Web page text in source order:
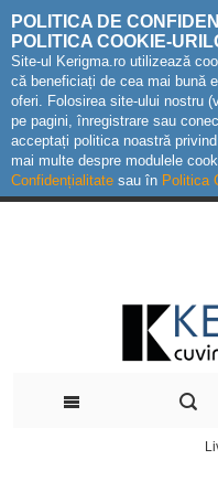
POLITICA DE
POLITICA COOKIE-
Site-ul Kerigma.ro utilizează
că beneficiați de cea mai bună
oferi. Folosirea site-ului nostru
pe pagini, înregistrare sau
acceptați politica noastră
mai multe despre modulele
Confidențialitate sau în Politica